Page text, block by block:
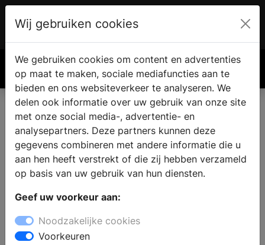
€ 0.00
Wij gebruiken cookies
We gebruiken cookies om content en advertenties
op maat te maken, sociale mediafuncties aan te
bieden en ons websiteverkeer te analyseren. We
delen ook informatie over uw gebruik van onze site
met onze social media-, advertentie- en
analysepartners. Deze partners kunnen deze
gegevens combineren met andere informatie die u
aan hen heeft verstrekt of die zij hebben verzameld
op basis van uw gebruik van hun diensten.
Geef uw voorkeur aan:
Noodzakelijke cookies
Voorkeuren